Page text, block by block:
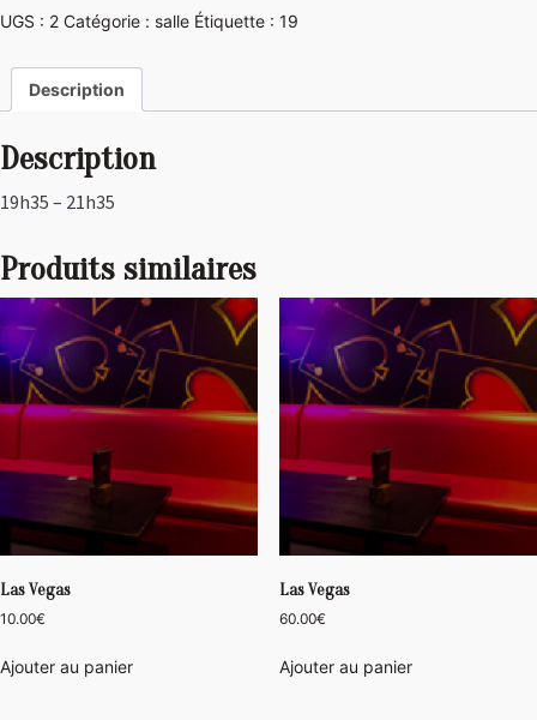
Vegas
UGS : 2 Catégorie : salle Étiquette : 19
Description
Description
19h35 – 21h35
Produits similaires
Las Vegas
10.00€
Ajouter au panier
Las Vegas
60.00€
Ajouter au panier